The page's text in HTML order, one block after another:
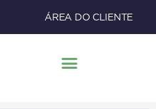
ÁREA DO CLIENTE